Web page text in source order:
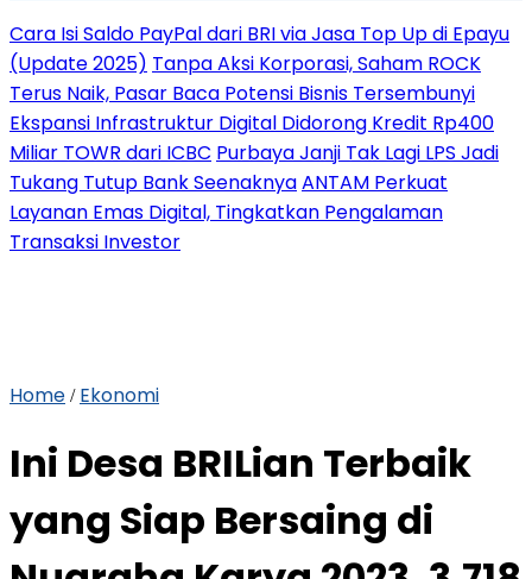
Cara Isi Saldo PayPal dari BRI via Jasa Top Up di Epayu
(Update 2025) Tanpa Aksi Korporasi, Saham ROCK
Terus Naik, Pasar Baca Potensi Bisnis Tersembunyi
Ekspansi Infrastruktur Digital Didorong Kredit Rp400
Miliar TOWR dari ICBC Purbaya Janji Tak Lagi LPS Jadi
Tukang Tutup Bank SeenaknyaANTAM Perkuat
Layanan Emas Digital, Tingkatkan Pengalaman
Transaksi Investor
Home / Ekonomi
Ini Desa BRILian Terbaik
yang Siap Bersaing di